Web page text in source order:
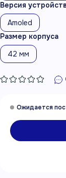
Версия
Amoled
Размер корпуса
42 мм